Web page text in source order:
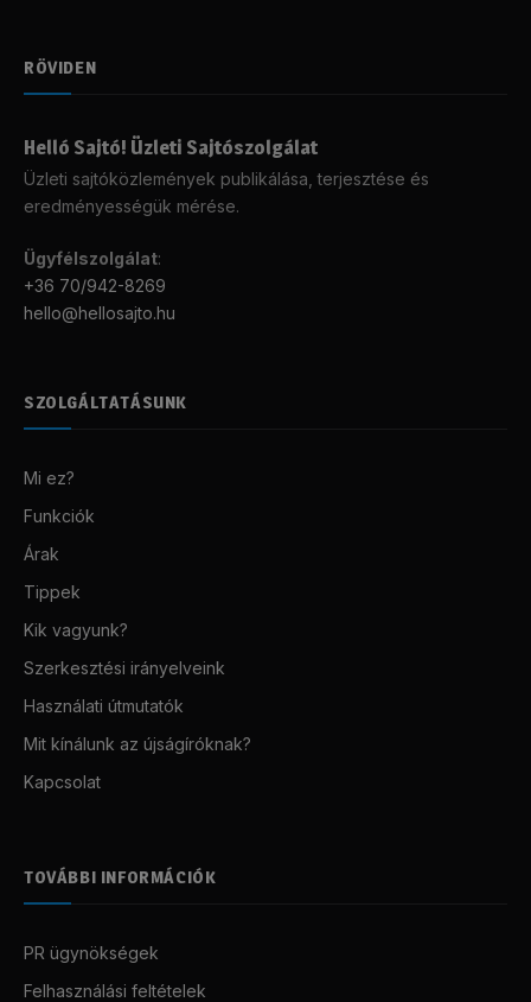
RÖVIDEN
Helló Sajtó! Üzleti Sajtószolgálat
Üzleti sajtóközlemények publikálása, terjesztése és
eredményességük mérése.
Ügyfélszolgálat:
+36 70/942-8269
hello@hellosajto.hu
SZOLGÁLTATÁSUNK
Mi ez?
Funkciók
Árak
Tippek
Kik vagyunk?
Szerkesztési irányelveink
Használati útmutatók
Mit kínálunk az újságíróknak?
Kapcsolat
TOVÁBBI INFORMÁCIÓK
PR ügynökségek
Felhasználási feltételek